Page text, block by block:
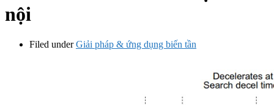
nội
Filed underGiải pháp & ứng dụng biến tần